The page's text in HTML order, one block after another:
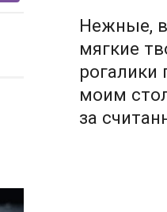
Нежные,
мягкие
моим
за